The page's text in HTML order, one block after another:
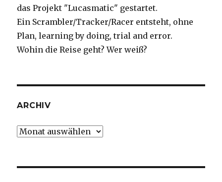
das Projekt "Lucasmatic" gestartet.
Ein Scrambler/Tracker/Racer entsteht, ohne
Plan, learning by doing, trial and error.
Wohin die Reise geht? Wer weiß?
ARCHIV
Archiv